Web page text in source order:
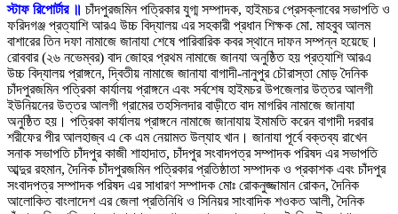
স্টাফ রিপোর্টার ॥ চাঁদপুরজমিন পত্রিকার যুগ্ম সম্পাদক, হাইমচর প্রেসক্লাবের সভাপতি ও
ফরিদগঞ্জ প্রত্যাশি আরএ উচ্চ বিদ্যালয় এর সহকারী প্রধান শিক্ষক মো. মাহবুব আলম
বাশারের তিন দফা নামাজে জানাযা শেষে পারিবারিক কবর স্থানে দাফন সম্পন্ন হয়েছে।
রোববার (২৬ নভেম্বর) বাদ জোহর প্রথম নামাজে জানযা অনুষ্ঠিত হয় প্রত্যাশি আরএ
উচ্চ বিদ্যালয় প্রাঙ্গনে, দ্বিতীয় নামাজে জানাযা বাগাদী-নানুপুর চৌরাস্তা মোড় দৈনিক
চাঁদপুরজমিন পত্রিকা কার্যালয় প্রাঙ্গনে এবং সর্বশেষ হাইমচর উপজেলার উত্তর আলগী
ইউনিয়নের উত্তর আলগী গ্রামের তহসিলদার বাড়ীতে বাদ মাগরিব নামাজে জানাযা
অনুষ্ঠিত হয়। পত্রিকা কার্যালয় প্রাঙ্গনে নামাজে জানাযায় ইমামতি করেন বাগাদী দরবার
শরীফের পীর আলহাজ্ব এ কে এম নেয়ামত উল্যাহ খান। জানাযা পূর্বে বক্তব্য রাখেন
সনাক সভাপতি চাঁদপুর কাজী শাহাদাত, চাঁদপুর সংবাদপত্র সম্পাদক পরিষদ এর সভাপতি
আব্দুর রহমান, দৈনিক চাঁদপুরজমিন পত্রিকার প্রতিষ্ঠাতা সম্পাদক ও প্রকাশক এবং চাঁদপুর
সংবাদপত্র সম্পাদক পরিষদ এর সাধারণ সম্পাদক মোঃ রোকনুজ্জামান রোকন, দৈনিক
আলোকিত বাংলাদেশ এর জেলা প্রতিনিধি ও সিনিয়র সাংবাদিক শওকত আলী, দৈনিক